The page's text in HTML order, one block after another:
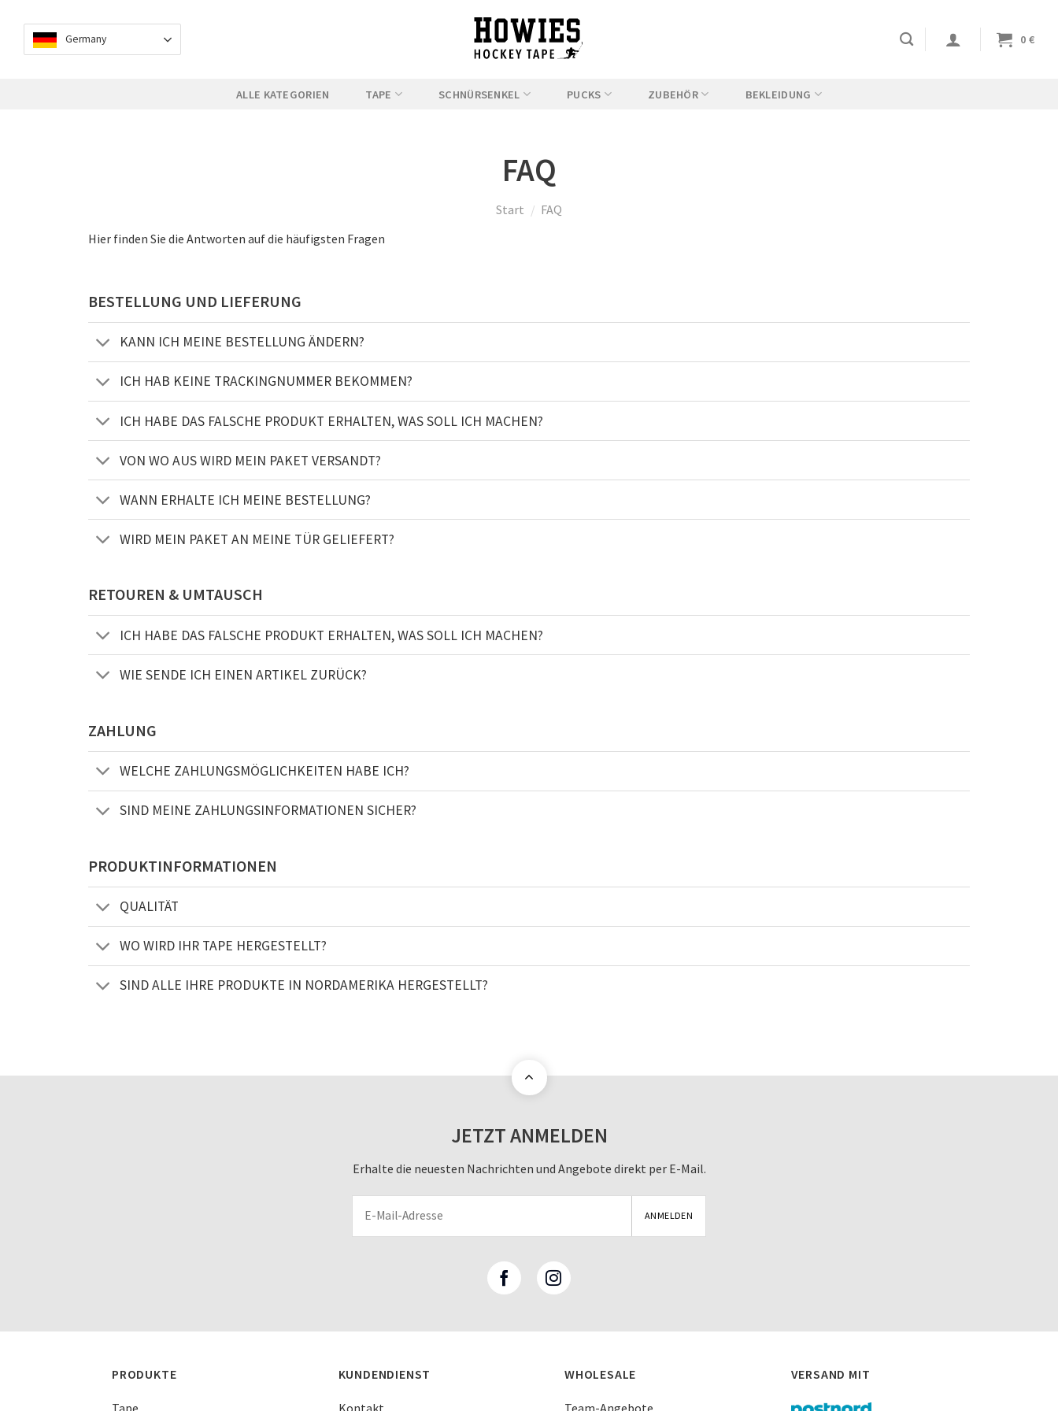
content
Germany 0 €
ALLE KATEGORIEN TAPE SCHNÜRSENKEL PUCKS ZUBEHÖR BEKLEIDUNG
FAQ
Start / FAQ
Hier finden Sie die Antworten auf die häufigsten Fragen
BESTELLUNG UND LIEFERUNG
KANN ICH MEINE BESTELLUNG ÄNDERN?
ICH HAB KEINE TRACKINGNUMMER BEKOMMEN?
ICH HABE DAS FALSCHE PRODUKT ERHALTEN, WAS SOLL ICH MACHEN?
VON WO AUS WIRD MEIN PAKET VERSANDT?
WANN ERHALTE ICH MEINE BESTELLUNG?
WIRD MEIN PAKET AN MEINE TÜR GELIEFERT?
RETOUREN & UMTAUSCH
ICH HABE DAS FALSCHE PRODUKT ERHALTEN, WAS SOLL ICH MACHEN?
WIE SENDE ICH EINEN ARTIKEL ZURÜCK?
ZAHLUNG
WELCHE ZAHLUNGSMÖGLICHKEITEN HABE ICH?
SIND MEINE ZAHLUNGSINFORMATIONEN SICHER?
PRODUKTINFORMATIONEN
QUALITÄT
WO WIRD IHR TAPE HERGESTELLT?
SIND ALLE IHRE PRODUKTE IN NORDAMERIKA HERGESTELLT?
JETZT ANMELDEN
Erhalte die neuesten Nachrichten und Angebote direkt per E-Mail.
PRODUKTE KUNDENDIENST WHOLESALE VERSAND MIT